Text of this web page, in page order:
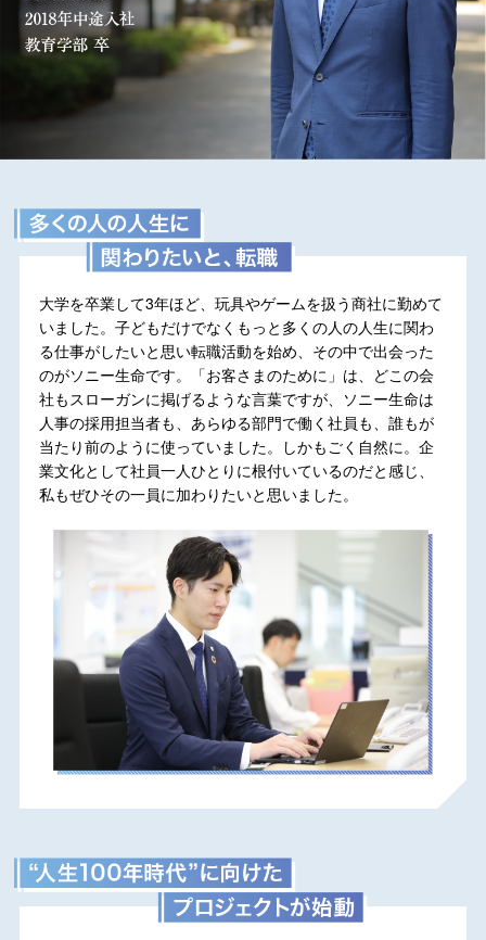
大学を卒業して3年ほど、玩具やゲームを扱う商社に勤めて
いました。子どもだけでなくもっと多くの人の人生に関わ
る仕事がしたいと思い転職活動を始め、その中で出会った
のがソニー生命です。「お客さまのために」は、どこの会
社もスローガンに掲げるような言葉ですが、ソニー生命は
人事の採用担当者も、あらゆる部門で働く社員も、誰もが
当たり前のように使っていました。しかもごく自然に。企
業文化として社員一人ひとりに根付いているのだと感じ、
私もぜひその一員に加わりたいと思いました。